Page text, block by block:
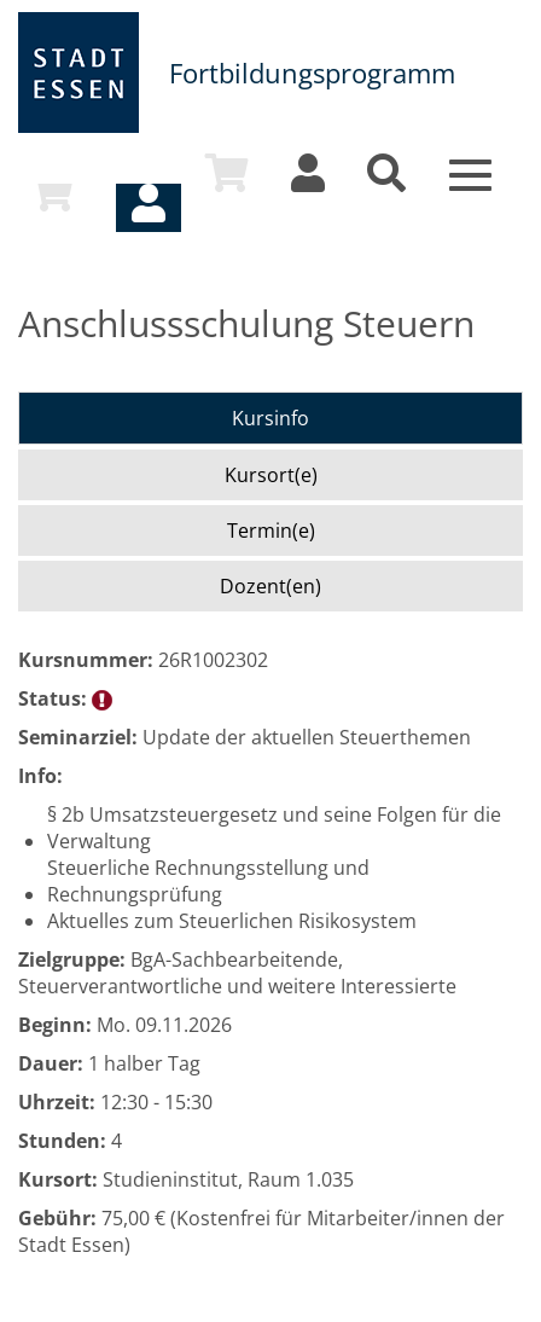
Fortbildungsprogramm
Toggle
Anschlussschulung Steuern
Kursinfo
Kursort(e)
Termin(e)
Dozent(en)
Kursnummer: 26R1002302
Status:
Seminarziel: Update der aktuellen Steuerthemen
Info:
§ 2b Umsatzsteuergesetz und seine Folgen für die
Verwaltung
Steuerliche Rechnungsstellung und
Rechnungsprüfung
Aktuelles zum Steuerlichen Risikosystem
Zielgruppe: BgA-Sachbearbeitende,
Steuerverantwortliche und weitere Interessierte
Beginn: Mo. 09.11.2026
Dauer: 1 halber Tag
Uhrzeit: 12:30 - 15:30
Stunden: 4
Kursort: Studieninstitut, Raum 1.035
Gebühr: 75,00 € (Kostenfrei für Mitarbeiter/innen der
Stadt Essen)